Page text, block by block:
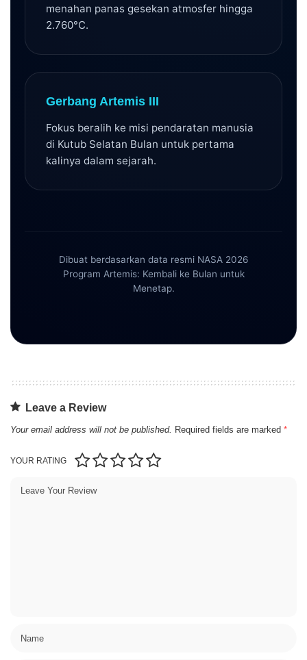
menahan panas gesekan atmosfer hingga
2.760°C.
Gerbang Artemis III
Fokus beralih ke misi pendaratan manusia
di Kutub Selatan Bulan untuk pertama
kalinya dalam sejarah.
Dibuat berdasarkan data resmi NASA 2026
Program Artemis: Kembali ke Bulan untuk
Menetap.
Leave a Review
Your email address will not be published. Required fields are marked *
YOUR RATING